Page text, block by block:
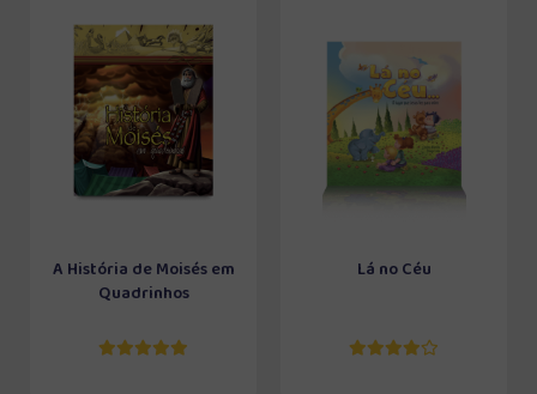
A História de Moisés em
Quadrinhos
Lá no Céu